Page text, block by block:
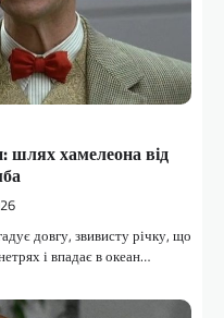
шлях хамелеона від
довгу, звивисту річку, що
і впадає в океан…